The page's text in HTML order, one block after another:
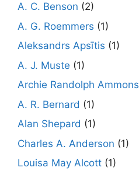
A. C. Benson (2)
A. G. Roemmers (1)
Aleksandrs Apsītis (1)
A. J. Muste (1)
Archie Randolph Ammons
A. R. Bernard (1)
Alan Shepard (1)
Charles A. Anderson (1)
Louisa May Alcott (1)